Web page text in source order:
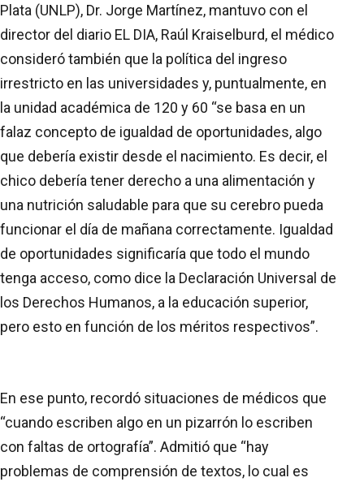
Plata (UNLP), Dr. Jorge Martínez, mantuvo con el
director del diario EL DIA, Raúl Kraiselburd, el médico
consideró también que la política del ingreso
irrestricto en las universidades y, puntualmente, en
la unidad académica de 120 y 60 “se basa en un
falaz concepto de igualdad de oportunidades, algo
que debería existir desde el nacimiento. Es decir, el
chico debería tener derecho a una alimentación y
una nutrición saludable para que su cerebro pueda
funcionar el día de mañana correctamente. Igualdad
de oportunidades significaría que todo el mundo
tenga acceso, como dice la Declaración Universal de
los Derechos Humanos, a la educación superior,
pero esto en función de los méritos respectivos”.
En ese punto, recordó situaciones de médicos que
“cuando escriben algo en un pizarrón lo escriben
con faltas de ortografía”. Admitió que “hay
problemas de comprensión de textos, lo cual es